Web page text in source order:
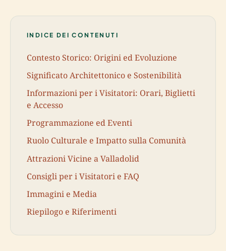
INDICE DEI CONTENUTI
Contesto Storico: Origini ed Evoluzione
Significato Architettonico e Sostenibilità
Informazioni per i Visitatori: Orari, Biglietti
e Accesso
Programmazione ed Eventi
Ruolo Culturale e Impatto sulla Comunità
Attrazioni Vicine a Valladolid
Consigli per i Visitatori e FAQ
Immagini e Media
Riepilogo e Riferimenti